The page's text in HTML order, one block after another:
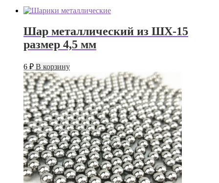
Шар металлический из ШХ-15
размер 4,5 мм
6 ₽ В корзину